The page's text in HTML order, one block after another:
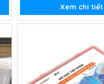
Xem chi tiết